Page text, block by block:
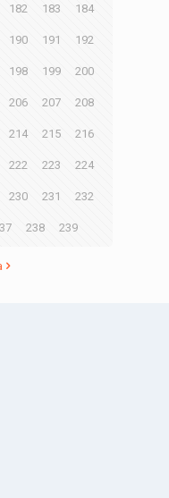
182 183 184
190 191 192
198 199 200
206 207 208
214 215 216
222 223 224
230 231 232
238 239